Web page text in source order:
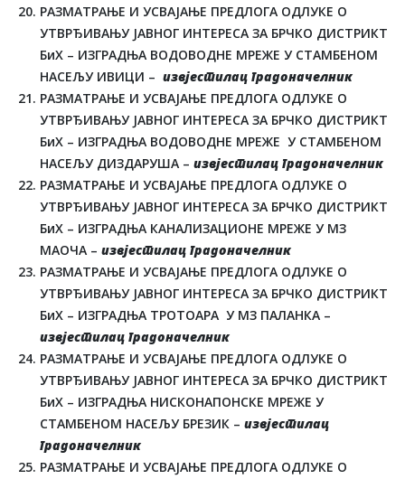
РАЗМАТРАЊЕ И УСВАЈАЊЕ ПРЕДЛОГА ОДЛУКЕ О
УТВРЂИВАЊУ ЈАВНОГ ИНТЕРЕСА ЗА БРЧКО ДИСТРИКТ
БиХ – ИЗГРАДЊА ВОДОВОДНЕ МРЕЖЕ У СТАМБЕНОМ
НАСЕЉУ ИВИЦИ – извјестилац градоначелник
РАЗМАТРАЊЕ И УСВАЈАЊЕ ПРЕДЛОГА ОДЛУКЕ О
УТВРЂИВАЊУ ЈАВНОГ ИНТЕРЕСА ЗА БРЧКО ДИСТРИКТ
БиХ – ИЗГРАДЊА ВОДОВОДНЕ МРЕЖЕ У СТАМБЕНОМ
НАСЕЉУ ДИЗДАРУША – извјестилац градоначелник
РАЗМАТРАЊЕ И УСВАЈАЊЕ ПРЕДЛОГА ОДЛУКЕ О
УТВРЂИВАЊУ ЈАВНОГ ИНТЕРЕСА ЗА БРЧКО ДИСТРИКТ
БиХ – ИЗГРАДЊА КАНАЛИЗАЦИОНЕ МРЕЖЕ У МЗ
МАОЧА – извјестилац градоначелник
РАЗМАТРАЊЕ И УСВАЈАЊЕ ПРЕДЛОГА ОДЛУКЕ О
УТВРЂИВАЊУ ЈАВНОГ ИНТЕРЕСА ЗА БРЧКО ДИСТРИКТ
БиХ – ИЗГРАДЊА ТРОТОАРА У МЗ ПАЛАНКА –
извјестилац градоначелник
РАЗМАТРАЊЕ И УСВАЈАЊЕ ПРЕДЛОГА ОДЛУКЕ О
УТВРЂИВАЊУ ЈАВНОГ ИНТЕРЕСА ЗА БРЧКО ДИСТРИКТ
БиХ – ИЗГРАДЊА НИСКОНАПОНСКЕ МРЕЖЕ У
СТАМБЕНОМ НАСЕЉУ БРЕЗИК – извјестилац
градоначелник
РАЗМАТРАЊЕ И УСВАЈАЊЕ ПРЕДЛОГА ОДЛУКЕ О